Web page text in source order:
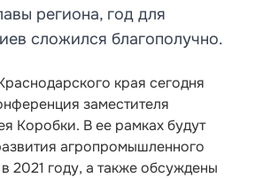
региона, год для
сложился благополучно.
края сегодня
заместителя
Коробки. В ее рамках будут
агропромышленного
2021 году, а также обсуждены